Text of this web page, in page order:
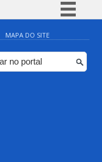
Simplifique!
Comunica BR
Participe
MAPA DO SITE